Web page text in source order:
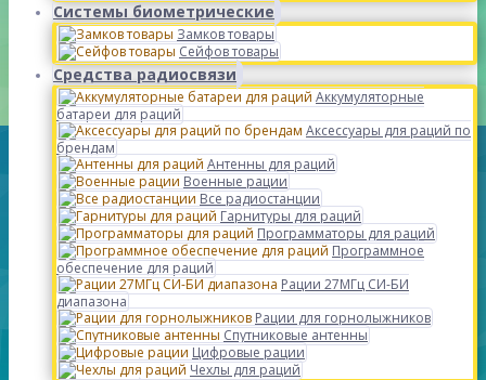
Системы биометрические
Замков товары
Сейфов товары
Средства радиосвязи
Аккумуляторные
батареи для раций
Аксессуары для раций по
брендам
Антенны для раций
Военные рации
Все радиостанции
Гарнитуры для раций
Программаторы для раций
Программное
обеспечение для раций
Рации 27МГц СИ-БИ
диапазона
Рации для горнолыжников
Спутниковые антенны
Цифровые рации
Чехлы для раций